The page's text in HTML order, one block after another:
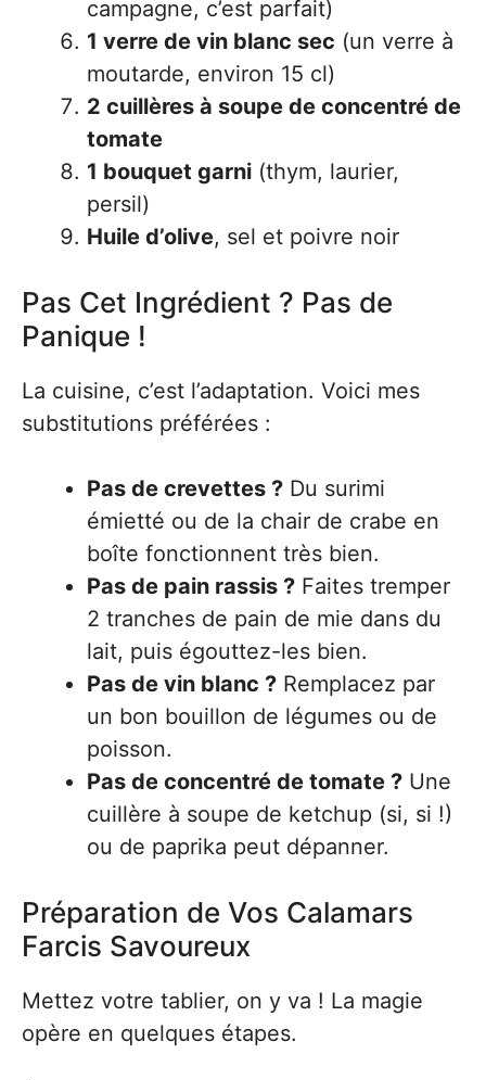
campagne, c’est parfait)
1 verre de vin blanc sec (un verre à
moutarde, environ 15 cl)
2 cuillères à soupe de concentré de
tomate
1 bouquet garni (thym, laurier,
persil)
Huile d’olive, sel et poivre noir
Pas Cet Ingrédient ? Pas de
Panique !
La cuisine, c’est l’adaptation. Voici mes
substitutions préférées :
Pas de crevettes ? Du surimi
émietté ou de la chair de crabe en
boîte fonctionnent très bien.
Pas de pain rassis ? Faites tremper
2 tranches de pain de mie dans du
lait, puis égouttez-les bien.
Pas de vin blanc ? Remplacez par
un bon bouillon de légumes ou de
poisson.
Pas de concentré de tomate ? Une
cuillère à soupe de ketchup (si, si !)
ou de paprika peut dépanner.
Préparation de Vos Calamars
Farcis Savoureux
Mettez votre tablier, on y va ! La magie
opère en quelques étapes.